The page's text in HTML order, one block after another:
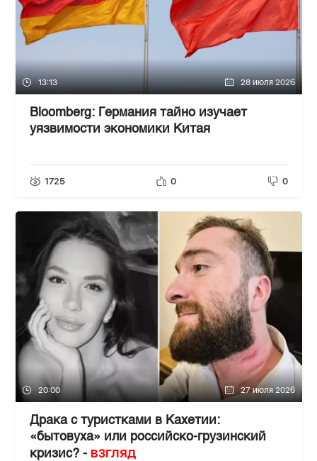
13:13 28 июля 2026
Bloomberg: Германия тайно изучает
уязвимости экономики Китая
1725 0 0
20:00 27 июля 2026
Драка с туристками в Кахетии:
«бытовуха» или российско-грузинский
кризис? - ВЗГЛЯД